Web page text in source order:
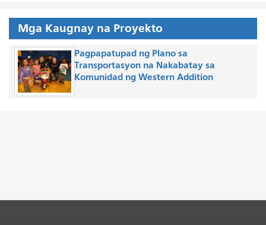
Mga Kaugnay na Proyekto
Pagpapatupad ng Plano sa
Transportasyon na Nakabatay sa
Komunidad ng Western Addition